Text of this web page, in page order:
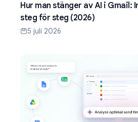
Hur man stänger av AI i Gmail:
steg för steg (2026)
5 juli 2026